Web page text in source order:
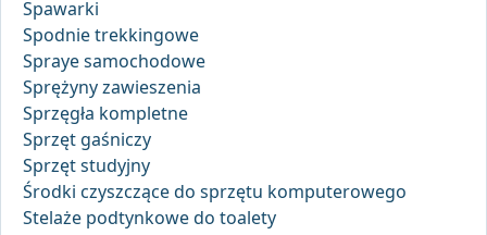
Spawarki
Spodnie trekkingowe
Spraye samochodowe
Sprężyny zawieszenia
Sprzęgła kompletne
Sprzęt gaśniczy
Sprzęt studyjny
Środki czyszczące do sprzętu komputerowego
Stelaże podtynkowe do toalety